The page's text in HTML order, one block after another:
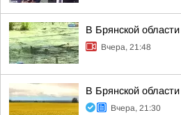
В Брянской
Вчера, 21:48
В Брянской
Вчера, 21:30